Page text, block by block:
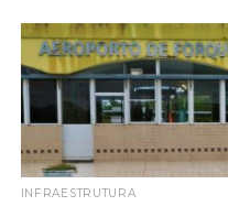
INFRAESTRUTURA